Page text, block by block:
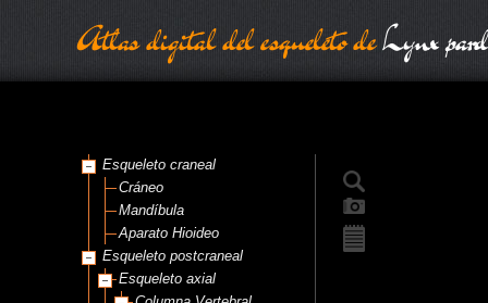
Atlas digital del esqueleto deLynx
Esqueleto craneal
Cráneo
Mandíbula
Aparato Hioideo
Esqueleto postcraneal
Esqueleto axial